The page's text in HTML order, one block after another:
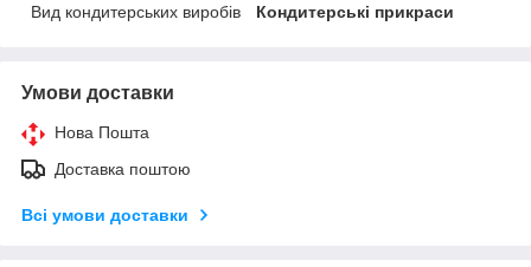
Вид кондитерських виробів
Кондитерські прикраси
Умови доставки
Нова Пошта
Доставка поштою
Всі умови доставки